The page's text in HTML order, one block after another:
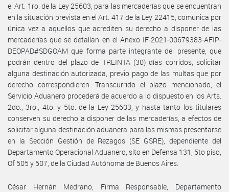
el Art. 1ro. de la Ley 25603, para las mercaderías que se encuentran
en la situación prevista en el Art. 417 de la Ley 22415, comunica por
única vez a aquellos que acrediten su derecho a disponer de las
mercaderías que se detallan en el Anexo IF-2021-00679383-AFIP-
DEOPAD#SDGOAM que forma parte integrante del presente, que
podrán dentro del plazo de TREINTA (30) días corridos, solicitar
alguna destinación autorizada, previo pago de las multas que por
derecho correspondieren. Transcurrido el plazo mencionado, el
Servicio Aduanero procederá de acuerdo a lo dispuesto en los Arts.
2do., 3ro., 4to. y 5to. de la Ley 25603, y hasta tanto los titulares
conserven su derecho a disponer de las mercaderías, a efectos de
solicitar alguna destinación aduanera para las mismas presentarse
en la Sección Gestión de Rezagos (SE GSRE), dependiente del
Departamento Operacional Aduanero, sito en Defensa 131, 5to piso,
Of 505 y 507, de la Ciudad Autónoma de Buenos Aires.
César Hernán Medrano, Firma Responsable, Departamento